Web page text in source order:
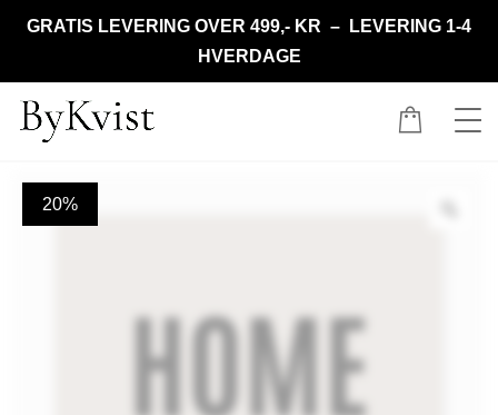
GRATIS LEVERING OVER 499,- KR – LEVERING 1-4
HVERDAGE
20%